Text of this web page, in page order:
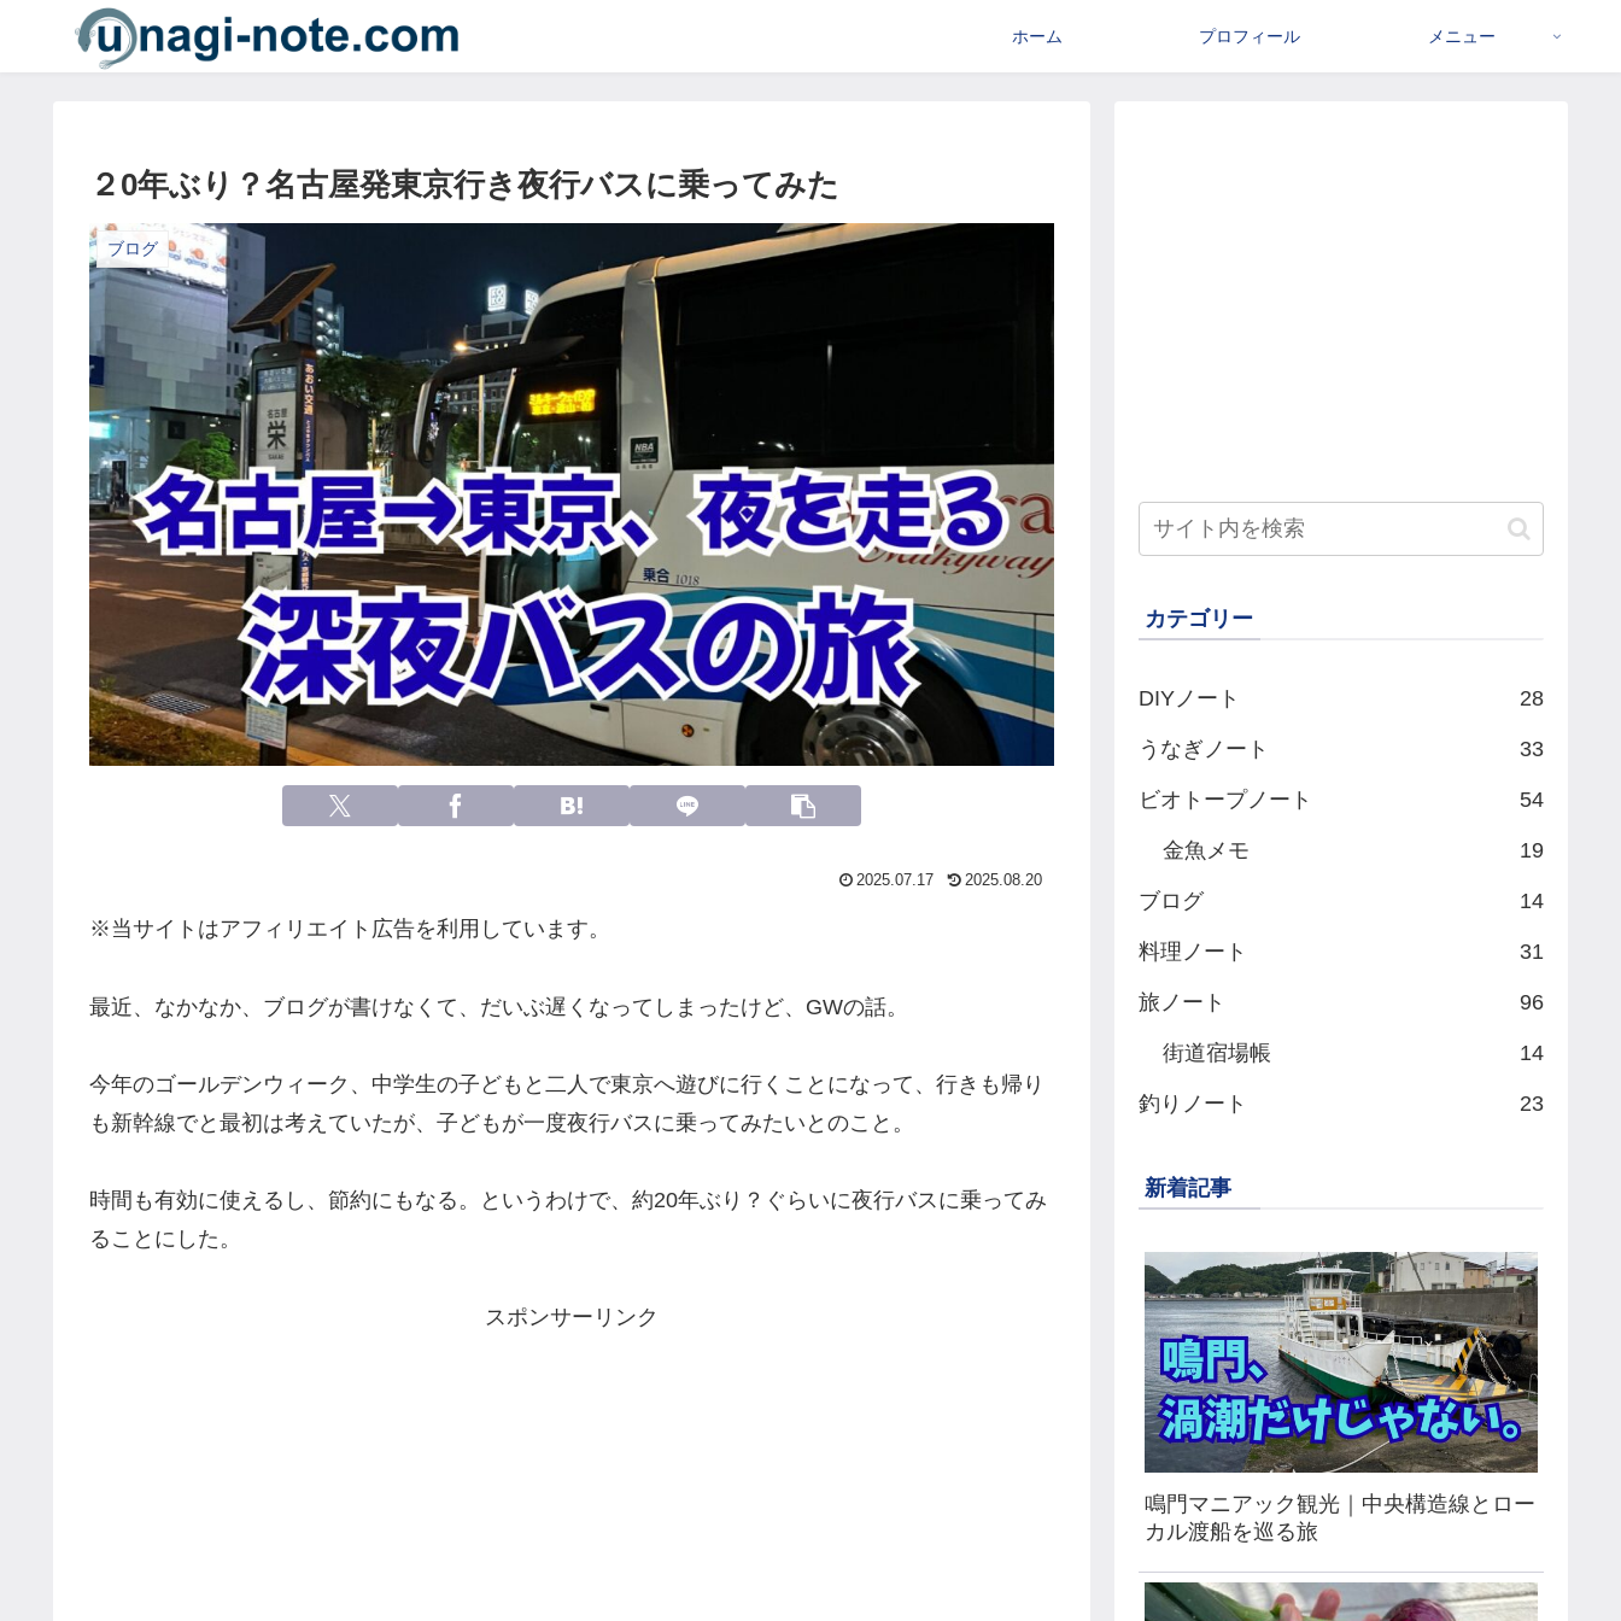
ホーム プロフィール メニュー
２0年ぶり？名古屋発東京行き夜行バスに乗ってみた
ブログ
2025.07.17 2025.08.20
※当サイトはアフィリエイト広告を利用しています。
最近、なかなか、ブログが書けなくて、だいぶ遅くなってしまったけど、GWの話。
今年のゴールデンウィーク、中学生の子どもと二人で東京へ遊びに行くことになって、行きも帰り
も新幹線でと最初は考えていたが、子どもが一度夜行バスに乗ってみたいとのこと。
時間も有効に使えるし、節約にもなる。というわけで、約20年ぶり？ぐらいに夜行バスに乗ってみ
ることにした。
スポンサーリンク
カテゴリー
DIYノート 28
うなぎノート 33
ビオトープノート 54
金魚メモ 19
ブログ 14
料理ノート 31
旅ノート 96
街道宿場帳 14
釣りノート 23
新着記事
鳴門マニアック観光｜中央構造線とロー
カル渡船を巡る旅